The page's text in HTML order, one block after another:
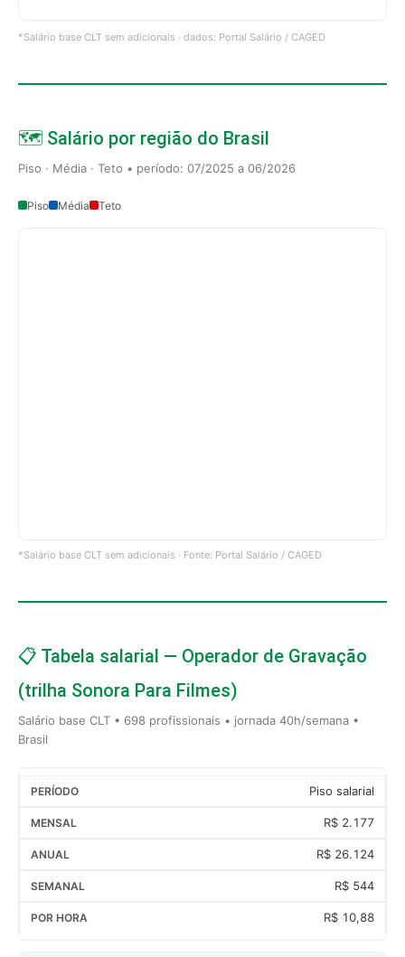
*Salário base CLT sem adicionais · dados: Portal Salário / CAGED
🗺️ Salário por região do Brasil
Piso · Média · Teto • período: 07/2025 a 06/2026
Piso Média Teto
*Salário base CLT sem adicionais · Fonte: Portal Salário / CAGED
📋 Tabela salarial — Operador de Gravação
(trilha Sonora Para Filmes)
Salário base CLT • 698 profissionais • jornada 40h/semana •
Brasil
Piso salarial
R$ 2.177
R$ 26.124
R$ 544
R$ 10,88